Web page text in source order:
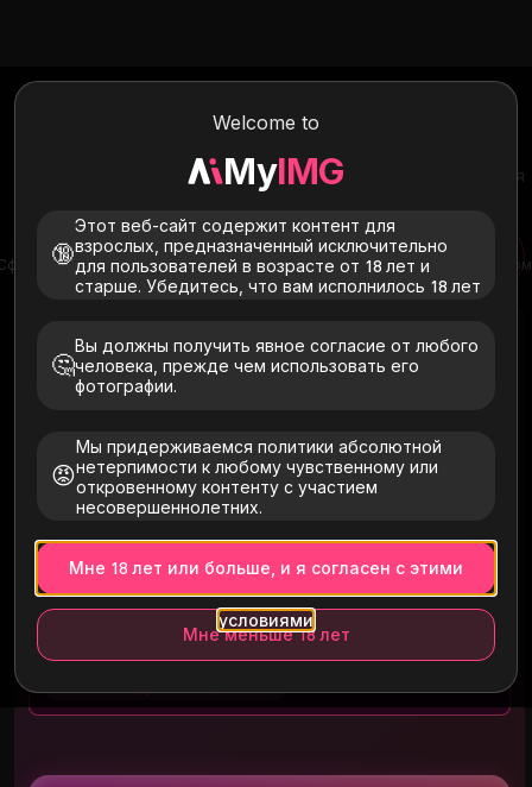
Welcome to
MyIMG
🔞
Этот веб-сайт содержит контент для
взрослых, предназначенный исключительно
для пользователей в возрасте от 18 лет и
старше. Убедитесь, что вам исполнилось 18 лет
🤔
Вы должны получить явное согласие от любого
человека, прежде чем использовать его
фотографии.
😡
Мы придерживаемся политики абсолютной
нетерпимости к любому чувственному или
откровенному контенту с участием
несовершеннолетних.
Мне 18 лет или больше, и я согласен с этими
условиями
Мне меньше 18 лет
знаменитостями
Загрузите свою фотографию и изображение любимой
знаменитости, и позвольте Myimg творить чудеса, создавая
идеальный момент для фотографии.
со знаменитостямиПлатье с искусственным интеллектом
Нажмите здесь, чтобы выбрать изображение
Опишите свою идею